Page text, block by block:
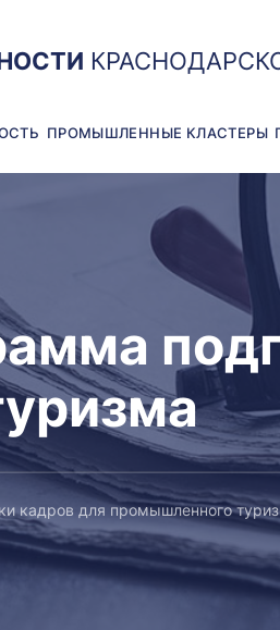
ПРОМЫШЛЕННЫЕ КЛАСТЕРЫ
кадров для промышленного